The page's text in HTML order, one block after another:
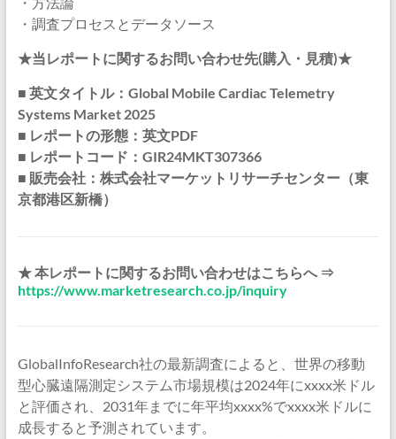
・調査プロセスとデータソース
★当レポートに関するお問い合わせ先(購入・見積)★
■ 英文タイトル：Global Mobile Cardiac Telemetry
Systems Market 2025
■ レポートの形態：英文PDF
■ レポートコード：GIR24MKT307366
■ 販売会社：株式会社マーケットリサーチセンター（東
京都港区新橋）
★ 本レポートに関するお問い合わせはこちらへ ⇒
https://www.marketresearch.co.jp/inquiry
GlobalInfoResearch社の最新調査によると、世界の移動
型心臓遠隔測定システム市場規模は2024年にxxxx米ドル
と評価され、2031年までに年平均xxxx%でxxxx米ドルに
成長すると予測されています。